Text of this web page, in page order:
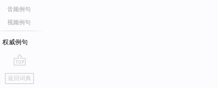
音频例句
视频例句
权威例句
go
top
返回词典